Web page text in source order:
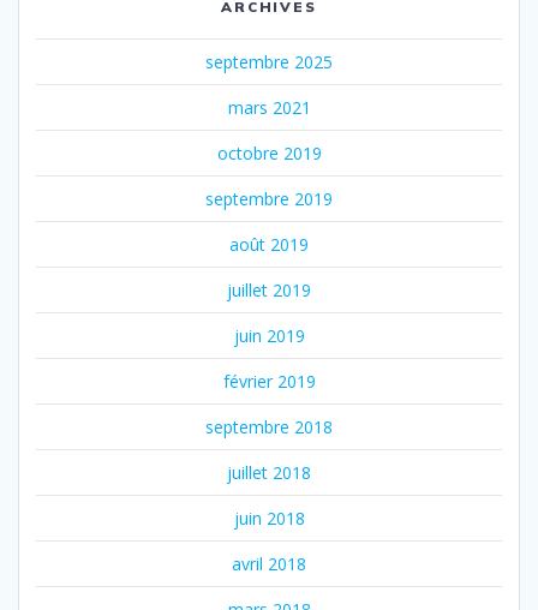
ARCHIVES
septembre 2025
mars 2021
octobre 2019
septembre 2019
août 2019
juillet 2019
juin 2019
février 2019
septembre 2018
juillet 2018
juin 2018
avril 2018